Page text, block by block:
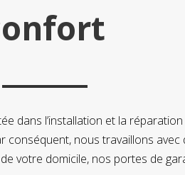
dans l’installation et la
nous travaillons
votre domicile, nos portes de